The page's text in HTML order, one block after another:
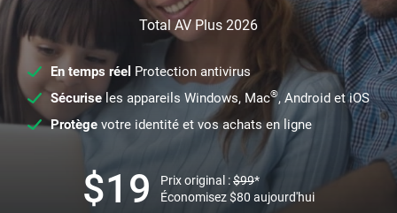
Total AV Plus 2026
En temps réel Protection antivirus
Sécuriseles appareils Windows, Mac®, Android et iOS
Protège votre identité et vos achats en ligne
$19 Prix original :$99*
Économisez$80 aujourd'hui